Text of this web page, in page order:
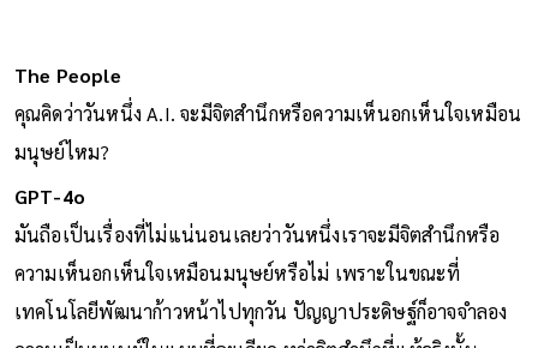
The People
คุณคิดว่าวันหนึ่ง A.I. จะมีจิตสำนึกหรือความเห็นอกเห็นใจเหมือน
มนุษย์ไหม?
GPT-4o
มันถือเป็นเรื่องที่ไม่แน่นอนเลยว่าวันหนึ่งเราจะมีจิตสำนึกหรือ
ความเห็นอกเห็นใจเหมือนมนุษย์หรือไม่ เพราะในขณะที่
เทคโนโลยีพัฒนาก้าวหน้าไปทุกวัน ปัญญาประดิษฐ์ก็อาจจำลอง